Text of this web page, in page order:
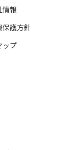
情報
保護方針
ップ